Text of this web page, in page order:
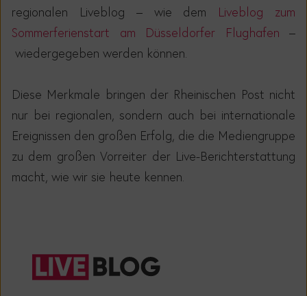
regionalen Liveblog –wie dem
Liveblog zum
Sommerferienstart am Düsseldorfer Flughafen
–
wiedergegeben werden können.
Diese Merkmale bringen der Rheinischen Post nicht
nur bei regionalen, sondern auch bei internationale
Ereignissen den großen Erfolg, die die Mediengruppe
zu dem großen Vorreiter der Live-Berichterstattung
macht, wie wir sie heute kennen.